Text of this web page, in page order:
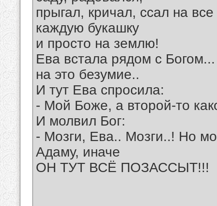
прыгал, кричал, ссал на
каждую букашку
и просто на землю!
Ева встала рядом с
на это безумие..
И тут Ева спросила:
- Mой Боже, а второй-то
И молвил Бог:
- Мозги, Ева.. Мозги..! Но
Адаму, иначе
ОН ТУТ ВСЁ ПОЗАССЫТ!!!